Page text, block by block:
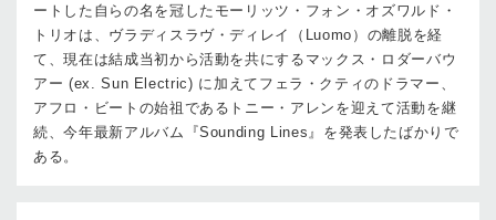
ートした自らの名を冠したモーリッツ・フォン・オズワルド・
トリオは、ヴラディスラヴ・ディレイ（Luomo）の離脱を経
て、現在は結成当初から活動を共にするマックス・ロダーバウ
アー (ex. Sun Electric) に加えてフェラ・クティのドラマー、
アフロ・ビートの始祖であるトニー・アレンを迎えて活動を継
続、今年最新アルバム『Sounding Lines』を発表したばかりで
ある。